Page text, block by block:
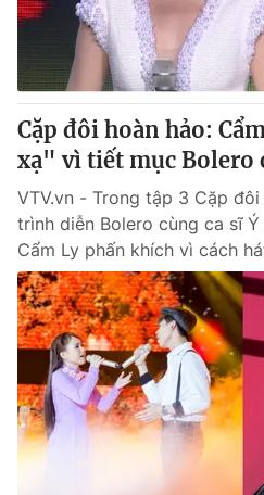
Cặp đôi hoàn hảo:
xạ" vì tiết mục Bolero
VTV.vn - Trong tập 3 Cặp
trình diễn Bolero cùng ca sĩ
Cẩm Ly phấn khích vì cách